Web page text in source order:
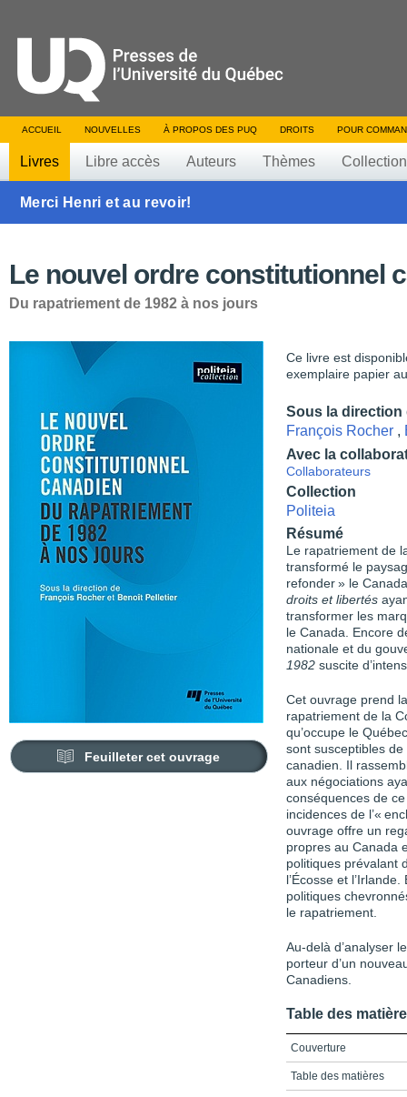
ACCUEIL NOUVELLES À PROPOS DES PUQ DROITS POUR
Livres Libre accès Auteurs Thèmes
Merci Henri et au revoir!
Le nouvel ordre constitutionnel
Du rapatriement de 1982 à nos jours
Feuilleter cet ouvrage
Ce livre est
exemplaire papier
Sous la direction
François Rocher ,
Avec la
Collaborateurs
Collection
Politeia
Résumé
Le rapatriement de
transformé le
refonder » le
droits et libertés
transformer les
le Canada. Encore
nationale et du
1982 suscite
Cet ouvrage prend
rapatriement de la
qu’occupe le
sont susceptibles de
canadien. Il
aux négociations
conséquences de
incidences de l’«
ouvrage offre un
propres au Canada
politiques prévalant
l’Écosse et
politiques
le rapatriement.
Au-delà d’analyser
porteur d’un
Canadiens.
Table des
Couverture
Table des matières